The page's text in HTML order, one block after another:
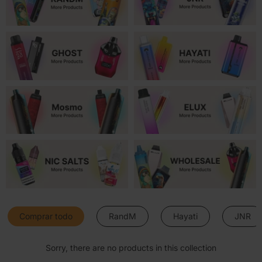
Comprar todo RandM Hayati JNR
Sorry, there are no products in this collection